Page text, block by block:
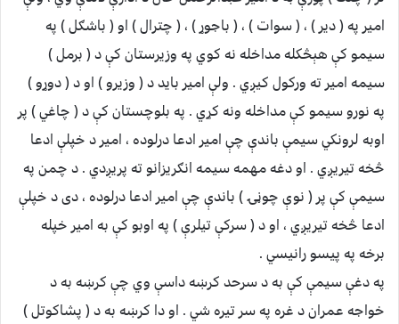
امير په ( دير ) ، ( سوات ) ، ( باجوړ ) ، ( چترال ) او ( باشګل ) په
سيمو کې هېڅکله مداخله نه کوي په وزيرستان کې د ( برمل )
سيمه امير ته ورکول کيږي . ولې امير بايد د ( وزيرو ) او د ( دوړو )
په نورو سيمو کې مداخله ونه کړي . په بلوچستان کې د ( چاغي ) پر
اوبه لرونکي سيمې باندې چې امير ادعا درلوده ، امير د خپلې ادعا
څخه تيريږي . او دغه مهمه سيمه انګريزانو ته پريږدي . د چمن په
سيمې کې پر ( نوې چوڼۍ ) باندې چې امير ادعا درلوده ، دی د خپلې
ادعا څخه تيريږي ، او د ( سرکې تيلرې ) په اوبو کې به امير خپله
برخه په پيسو رانيسي .
په دغې سيمې کې به د سرحد کرښه داسې وي چې کرښه به د
خواجه عمران د غره په سر تيره شي . او دا کرښه به د ( پشاکوتل )